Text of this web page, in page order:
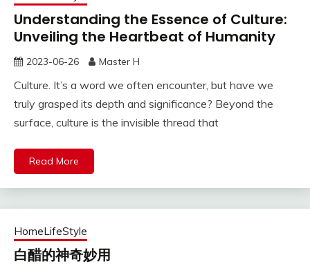
Understanding the Essence of Culture:
Unveiling the Heartbeat of Humanity
2023-06-26 Master H
Culture. It’s a word we often encounter, but have we
truly grasped its depth and significance? Beyond the
surface, culture is the invisible thread that
Read More
HomeLifeStyle
白醋的神奇妙用